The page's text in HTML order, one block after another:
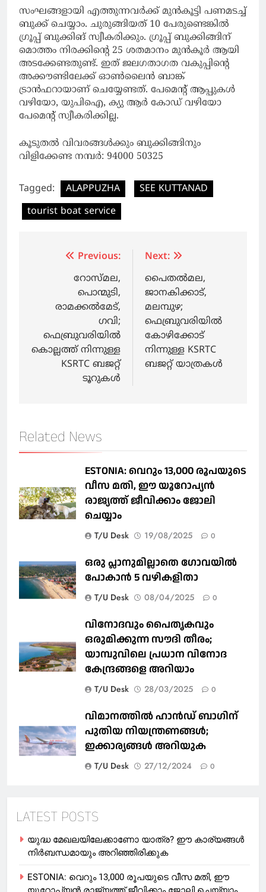
സംഘങ്ങളായി എത്തുന്നവര്‍ക്ക് മുന്‍കൂട്ടി പണമടച്ച്
ബുക്ക് ചെയ്യാം. ചുരുങ്ങിയത് 10 പേരുണ്ടെങ്കില്‍
ഗ്രൂപ്പ് ബുക്കിങ് സ്വീകരിക്കും. ഗ്രൂപ്പ് ബുക്കിങ്ങിന്
മൊത്തം നിരക്കിന്റെ 25 ശതമാനം മുന്‍കൂര്‍ ആയി
അടക്കേണ്ടതുണ്ട്. ഇത് ജലഗതാഗത വകുപ്പിന്റെ
അക്കൗണ്ടിലേക്ക് ഓണ്‍ലൈന്‍ ബാങ്ക്
ട്രാന്‍ഫറായാണ് ചെയ്യേണ്ടത്. പേമെന്റ് ആപ്പുകള്‍
വഴിയോ, യുപിഐ, ക്യു ആര്‍ കോഡ് വഴിയോ
പേമെന്റ് സ്വീകരിക്കില്ല.
കൂടുതല്‍ വിവരങ്ങള്‍ക്കും ബുക്കിങ്ങിനും
വിളിക്കേണ്ട നമ്പര്‍: 94000 50325
Tagged: ALAPPUZHA
SEE KUTTANAD
tourist boat service
navigation
Previous:
റോസ്മല,
പൊന്മുടി,
രാമക്കല്‍മേട്,
ഗവി;
ഫെബ്രുവരിയിൽ
കൊല്ലത്ത് നിന്നുള്ള
KSRTC ബജറ്റ്
ടൂറുകൾ
Next:
പൈതൽമല,
ജാനകിക്കാട്,
മലമ്പുഴ;
ഫെബ്രുവരിയില്‍
കോഴിക്കോട്
നിന്നുള്ള KSRTC
ബജറ്റ് യാത്രകള്‍
Related News
ESTONIA: വെറും 13,000 രൂപയുടെ
വീസ മതി, ഈ യൂറോപ്യന്‍
രാജ്യത്ത് ജീവിക്കാം ജോലി
ചെയ്യാം
T/U Desk 19/08/2025 0
ഒരു പ്ലാനുമില്ലാതെ ഗോവയില്‍
പോകാൻ 5 വഴികളിതാ
T/U Desk 08/04/2025 0
വിനോദവും പൈതൃകവും
ഒരുമിക്കുന്ന സൗദി തീരം;
യാമ്പുവിലെ പ്രധാന വിനോദ
കേന്ദ്രങ്ങളെ അറിയാം
T/U Desk 28/03/2025 0
വിമാനത്തിൽ ഹാൻഡ് ബാഗിന്
പുതിയ നിയന്ത്രണങ്ങൾ;
ഇക്കാര്യങ്ങൾ അറിയുക
T/U Desk 27/12/2024 0
LATEST POSTS
യുദ്ധ മേഖലയിലേക്കാണോ യാത്ര? ഈ കാര്യങ്ങള്‍
നിര്‍ബന്ധമായും അറിഞ്ഞിരിക്കുക
ESTONIA: വെറും 13,000 രൂപയുടെ വീസ മതി, ഈ